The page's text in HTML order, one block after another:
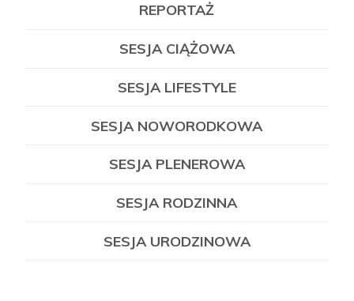
REPORTAŻ
SESJA CIĄŻOWA
SESJA LIFESTYLE
SESJA NOWORODKOWA
SESJA PLENEROWA
SESJA RODZINNA
SESJA URODZINOWA